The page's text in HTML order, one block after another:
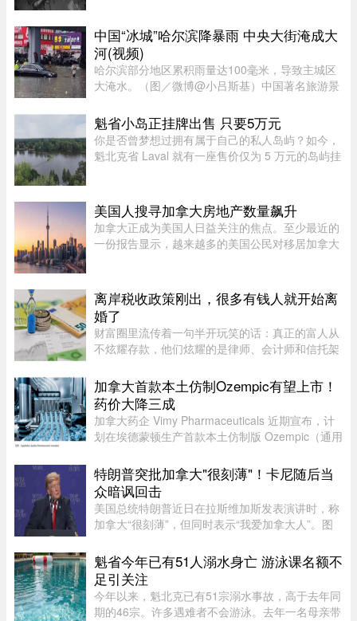
过程，损失及维修费用约7000 ...
中国“冰城”哈尔滨降暴雨 中央大街淹成大
河(视频)
哈尔滨部分地区累积雨量达100毫米，导致主城区
大淹水。（图／微博@小吕斯基）中国著名旅游景
雨量达100毫米，导致主城区大淹水。游客最爱逛
的中央大街，也积水严重。民众 ...
魁省小岛正挂牌出售 只要5万元
你是否曾梦想过拥有属于自己的私人岛屿？如今，
魁北克省 Laval 就有一座售价仅为 5 万元的岛屿挂
其是在Laval。”这座岛 ...
美国人搜寻加拿大房地产数量飙升
加拿大正成为美国人日益关注的焦点。至少最近的
一份报告显示，越来越多的美国公民对移居加拿大
访问量的研究，发现美国用户对加拿 ...
离岸税收政策刚出，很多有钱人就开始离
婚了
财富圈里流传着一句半开玩笑的话：真正的富人从
不炫耀存款，他们炫耀的是律师、会计师和信托架
处，轻易不拨。可最近这段日子，笔者听说一个奇
怪的现象——好些身家不菲 ...
加拿大首款本土仿制Ozempic有望上市！
药价大降三成
加拿大药企 Vimy Pharmaceuticals 近期宣布，计
划在埃德蒙顿生产首款本土仿制版 Ozempic（通用
销的处方药之一，广泛用于糖尿病治疗和减重，原
厂药价高昂，令不少患者负 ...
特朗普突批加拿大"很刻薄"！卡尼随后当
众暗讽回击
美国总统特朗普近日在拉斯维加斯发表演讲时，称
加拿大“很刻薄”，但同时表示“我爱加拿大人”。图
Casino Resort Spa 发表演讲，宣传华盛顿的经济
议程。他在发言中谈到 ...
魁省今年已有51人溺水身亡 游泳课名额不
足引关注
今年以来，魁北克已有51宗溺水事故，高于去年同
期的46宗。许多遇难者不会游泳。去年一名母亲带